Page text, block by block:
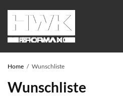
Home Wunschliste
Wunschliste